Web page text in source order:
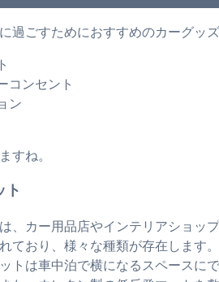
過ごすためにおすすめのカーグッズ
コンセント
ン
すね。
ト
、カー用品店やインテリアショッ
ており、様々な種類が存在します。
トは車中泊で横になるスペースに